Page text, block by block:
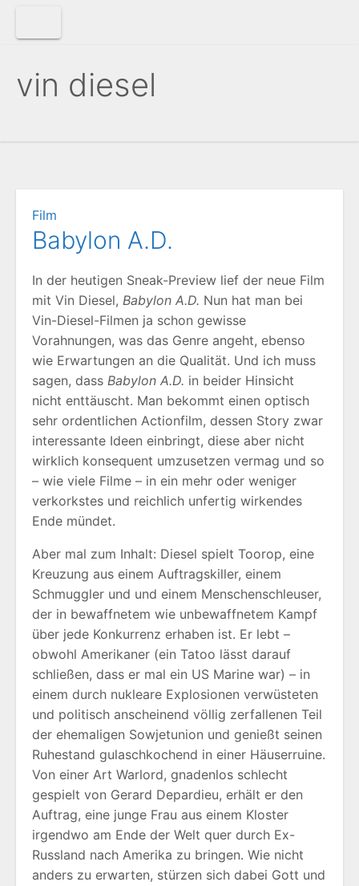
vin diesel
Film
Babylon A.D.
In der heutigen Sneak-Preview lief der neue Film
mit Vin Diesel, Babylon A.D. Nun hat man bei
Vin-Diesel-Filmen ja schon gewisse
Vorahnungen, was das Genre angeht, ebenso
wie Erwartungen an die Qualität. Und ich muss
sagen, dass Babylon A.D. in beider Hinsicht
nicht enttäuscht. Man bekommt einen optisch
sehr ordentlichen Actionfilm, dessen Story zwar
interessante Ideen einbringt, diese aber nicht
wirklich konsequent umzusetzen vermag und so
– wie viele Filme – in ein mehr oder weniger
verkorkstes und reichlich unfertig wirkendes
Ende mündet.
Aber mal zum Inhalt: Diesel spielt Toorop, eine
Kreuzung aus einem Auftragskiller, einem
Schmuggler und und einem Menschenschleuser,
der in bewaffnetem wie unbewaffnetem Kampf
über jede Konkurrenz erhaben ist. Er lebt –
obwohl Amerikaner (ein Tatoo lässt darauf
schließen, dass er mal ein US Marine war) – in
einem durch nukleare Explosionen verwüsteten
und politisch anscheinend völlig zerfallenen Teil
der ehemaligen Sowjetunion und genießt seinen
Ruhestand gulaschkochend in einer Häuserruine.
Von einer Art Warlord, gnadenlos schlecht
gespielt von Gerard Depardieu, erhält er den
Auftrag, eine junge Frau aus einem Kloster
irgendwo am Ende der Welt quer durch Ex-
Russland nach Amerika zu bringen. Wie nicht
anders zu erwarten, stürzen sich dabei Gott und